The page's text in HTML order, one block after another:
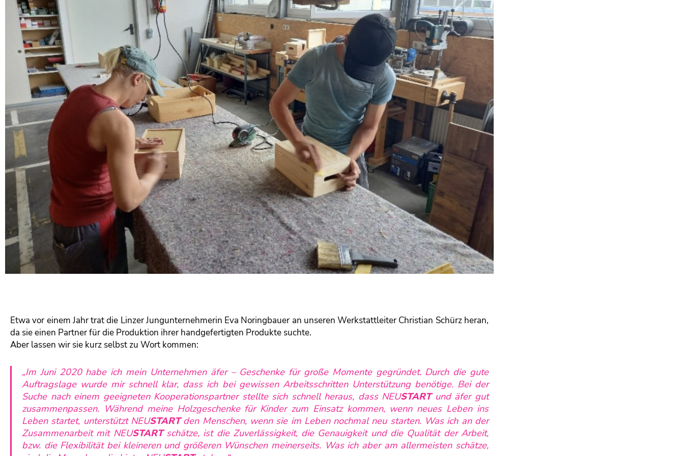
Etwa vor einem Jahr trat die Linzer Jungunternehmerin Eva Noringbauer an unseren Werkstattleiter Christian Schürz heran,
da sie einen Partner für die Produktion ihrer handgefertigten Produkte suchte.
Aber lassen wir sie kurz selbst zu Wort kommen:
„Im Juni 2020 habe ich mein Unternehmen äfer – Geschenke für große Momentegegründet. Durch die gute
Auftragslage wurde mir schnell klar, dass ich bei gewissen Arbeitsschritten Unterstützung benötige. Bei der
Suche nach einem geeigneten Kooperationspartner stellte sich schnell heraus, dass NEUSTARTund äfer gut
zusammenpassen. Während meine Holzgeschenke für Kinder zum Einsatz kommen, wenn neues Leben ins
Leben startet, unterstützt NEUSTARTden Menschen, wenn sie im Leben nochmal neu starten. Was ich an der
Zusammenarbeit mit NEUSTARTschätze, ist die Zuverlässigkeit, die Genauigkeit und die Qualität der Arbeit,
bzw. die Flexibilität bei kleineren und größeren Wünschen meinerseits. Was ich aber am allermeisten schätze,